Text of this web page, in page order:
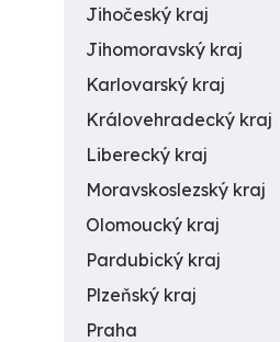
Jihočeský kraj
Jihomoravský kraj
Karlovarský kraj
Královehradecký kraj
Liberecký kraj
Moravskoslezský kraj
Olomoucký kraj
Pardubický kraj
Plzeňský kraj
Praha